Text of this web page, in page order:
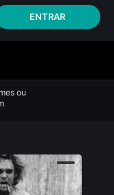
ENTRAR
ou